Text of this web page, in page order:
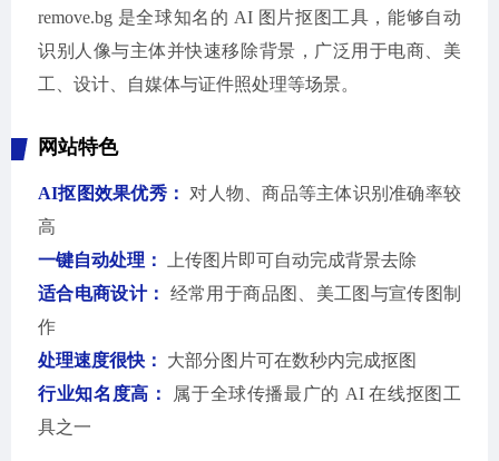
remove.bg 是全球知名的 AI 图片抠图工具，能够自动
识别人像与主体并快速移除背景，广泛用于电商、美
工、设计、自媒体与证件照处理等场景。
网站特色
AI抠图效果优秀：
对人物、商品等主体识别准确率较
高
一键自动处理：
上传图片即可自动完成背景去除
适合电商设计：
经常用于商品图、美工图与宣传图制
作
处理速度很快：
大部分图片可在数秒内完成抠图
行业知名度高：
属于全球传播最广的 AI 在线抠图工
具之一